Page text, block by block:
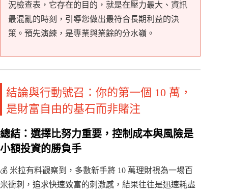
況檢查表，它存在的目的，就是在壓力最大、資訊
最混亂的時刻，引導您做出最符合長期利益的決
策。預先演練，是專業與業餘的分水嶺。
結論與行動號召：你的第一個 10 萬，
是財富自由的基石而非賭注
總結：選擇比努力重要，控制成本與風險是
小額投資的勝負手
💰 米拉有料觀察到，多數新手將 10 萬理財視為一場百
米衝刺，追求快速致富的刺激感，結果往往是迅速耗盡